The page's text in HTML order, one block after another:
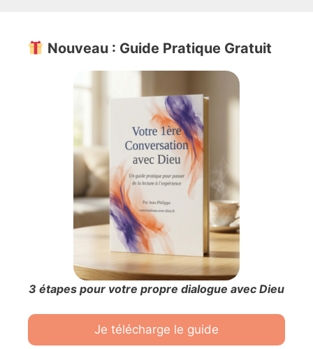
Nouveau : Guide Pratique Gratuit
3 étapes pour votre propre dialogue avec Dieu
Je télécharge le guide